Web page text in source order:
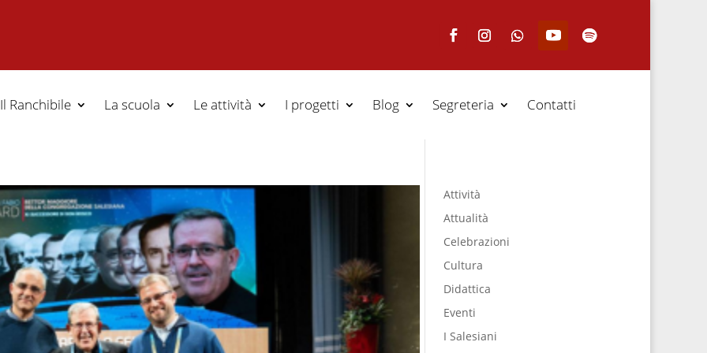
Il Ranchibile La scuola Le attività I progetti Blog Segreteria Contatti
Attività
Attualità
Celebrazioni
Cultura
Didattica
Eventi
I Salesiani